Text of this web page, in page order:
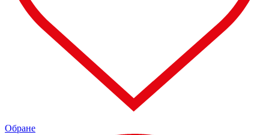
Обране